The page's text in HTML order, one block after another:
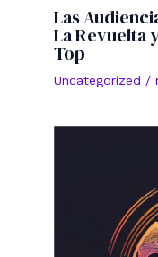
Las
La Revuelta
Top
Uncategorized /